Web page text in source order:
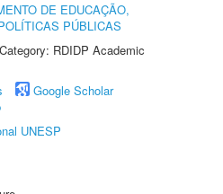
DE EDUCAÇÃO,
PÚBLICAS
RDIDP Academic
Google Scholar
UNESP